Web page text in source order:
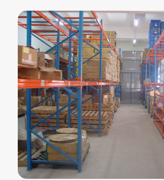
中國
深圳市龍崗區坪地鎮歌坑
員工人數：120
廠房面積：2,500 平方公尺
9001:2000 認證)
1991
公司規模擴大，並更名為鋒
限公司，專注於電腦連接器
2002
大亞電子(深圳)有限公司於
鋒亞為 Gigabyte、Soyo
Chaintech、Shuttle、A-
GLOBAL、Soltek、
之主要供應商之一
1997~2019
鋒亞為 KONTRON、JABIL
EMERSON、TUL CORP、
PLEXUS、BENCHMARK
應商之一